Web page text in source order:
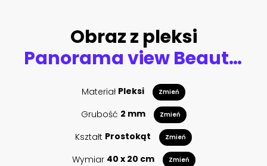
Obraz z pleksi
Panorama view Beautiful Spirit Island in Maligne Lake, Jasper National Park, Alberta, Canada
Materiał Pleksi Zmień
Grubość 2 mm Zmień
Kształt Prostokąt Zmień
Wymiar 40 x 20 cm Zmień